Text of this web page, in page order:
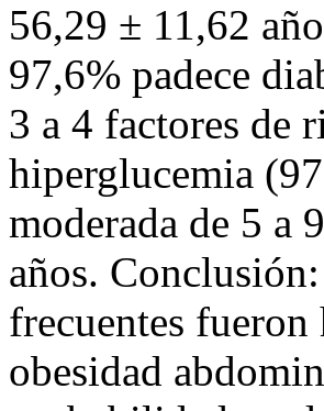
56,29 ± 11,62
97,6% padece
3 a 4 factores de
hiperglucemia
moderada de 5 a
años.
frecuentes
obesidad